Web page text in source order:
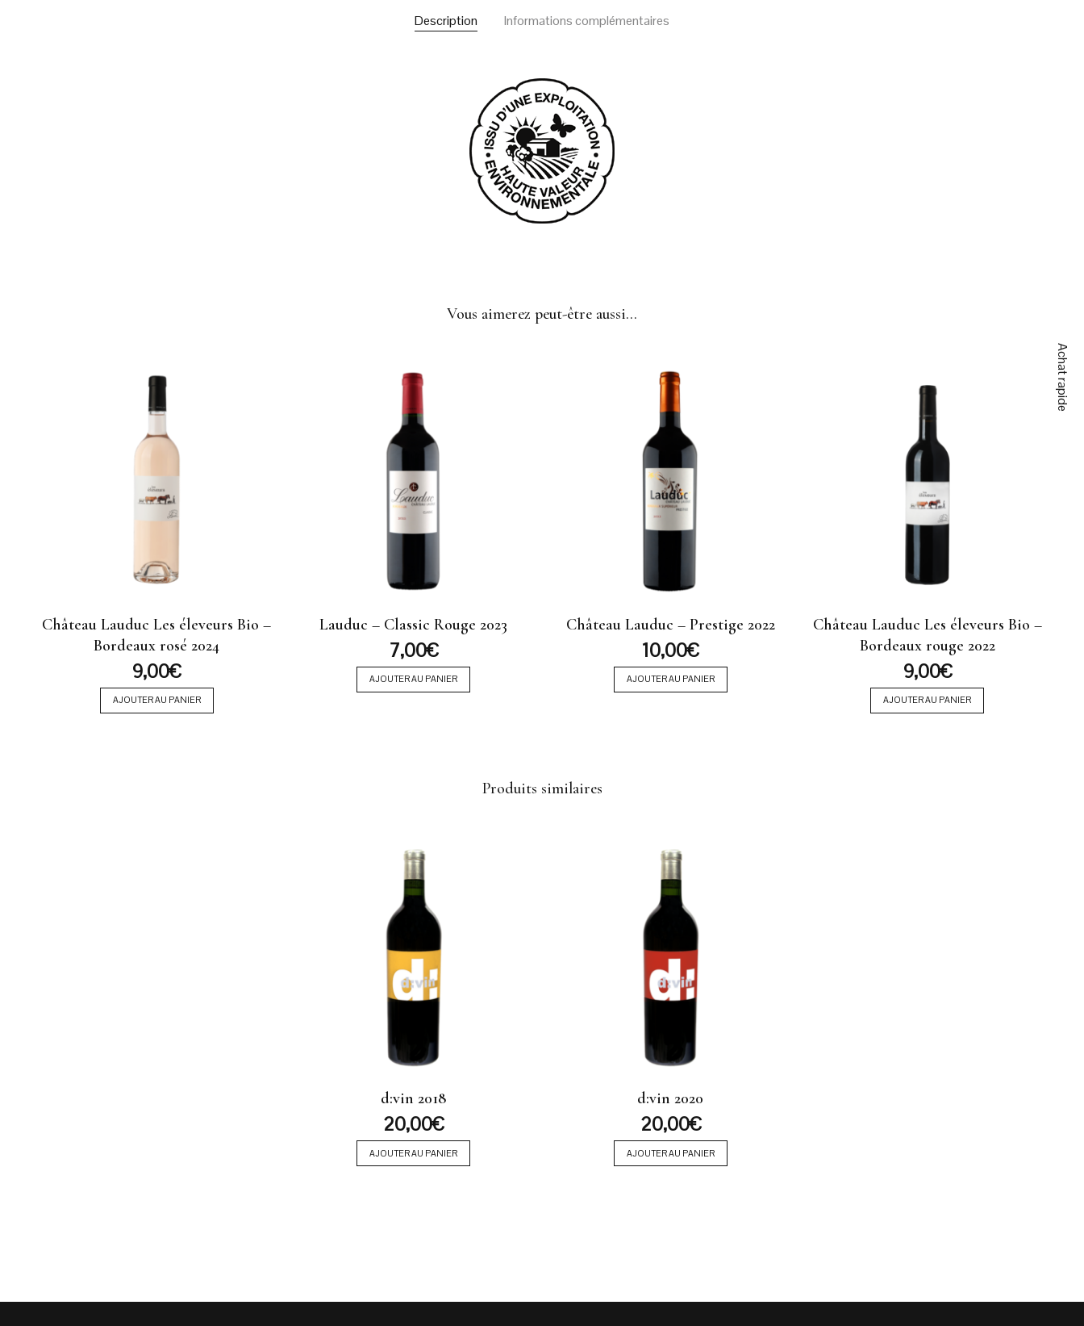
Description Informations complémentaires
Vous aimerez peut-être aussi…
Château Lauduc Les éleveurs Bio –
Bordeaux rosé 2024
9,00€
AJOUTER AU PANIER
Lauduc – Classic Rouge 2023
7,00€
AJOUTER AU PANIER
Château Lauduc – Prestige 2022
10,00€
AJOUTER AU PANIER
Château Lauduc Les éleveurs Bio –
Bordeaux rouge 2022
9,00€
AJOUTER AU PANIER
Produits similaires
d:vin 2018
20,00€
AJOUTER AU PANIER
d:vin 2020
20,00€
AJOUTER AU PANIER
Achat rapide